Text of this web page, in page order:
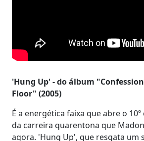
'Hung Up' - do álbum
Floor" (2005)
É a energética faixa que abre o
da carreira quarentona que
agora. 'Hung Up', que resgata um